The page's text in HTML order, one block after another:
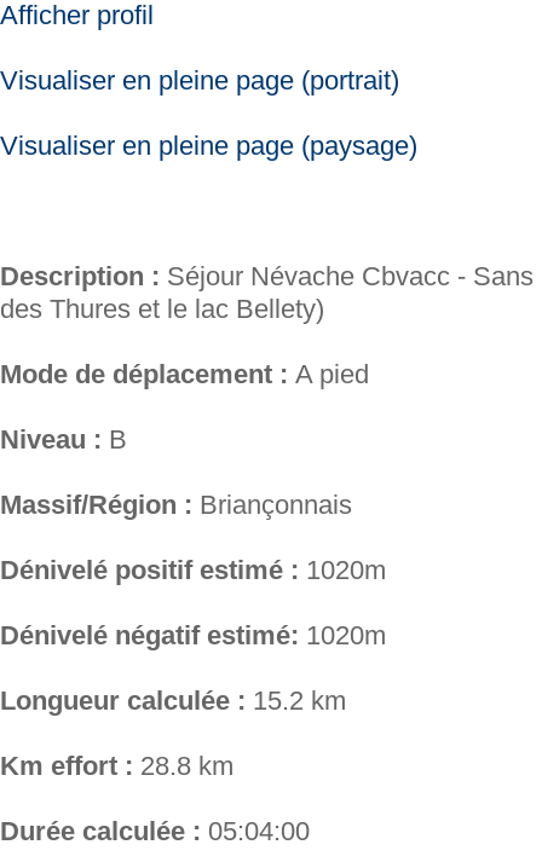
Afficher profil
Visualiser en pleine page (portrait)
Visualiser en pleine page (paysage)
Description : Séjour Névache Cbvacc -
des Thures et le lac Bellety)
Mode de déplacement : A pied
Niveau : B
Massif/Région : Briançonnais
Dénivelé positif estimé : 1020m
Dénivelé négatif estimé: 1020m
Longueur calculée : 15.2 km
Km effort : 28.8 km
Durée calculée : 05:04:00